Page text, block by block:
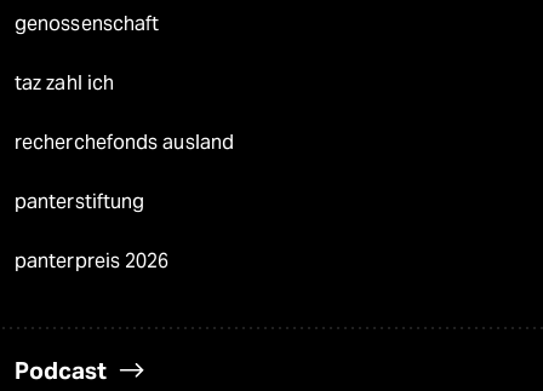
genossenschaft
taz zahl ich
recherchefonds ausland
panterstiftung
panterpreis 2026
Podcast